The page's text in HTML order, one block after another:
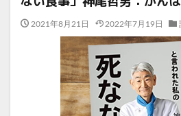
2021年8月21日 2022年7月19日